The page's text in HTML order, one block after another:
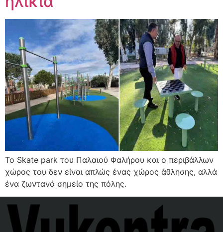
Το Skate park του Παλαιού Φαλήρου και ο περιβάλλων
χώρος του δεν είναι απλώς ένας χώρος άθλησης, αλλά
ένα ζωντανό σημείο της πόλης.